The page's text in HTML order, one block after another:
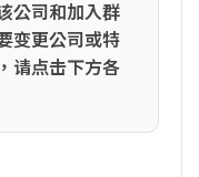
公司和加入群
变更公司或特
请点击下方各